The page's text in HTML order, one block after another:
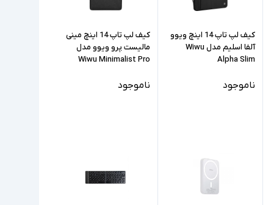
کیف لپ تاپ 14 اینچ ویوو
آلفا اسلیم مدل Wiwu
Alpha Slim
ناموجود
کیف لپ تاپ 14 اینچ مینی
مالیست پرو ویوو مدل
Wiwu Minimalist Pro
ناموجود